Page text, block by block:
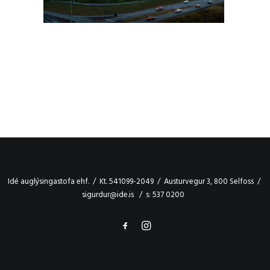
Idé auglýsingastofa ehf. / Kt. 541099-2049 / Austurvegur 3, 800 Selfoss /
sigurdur@ide.is / s: 537 0200